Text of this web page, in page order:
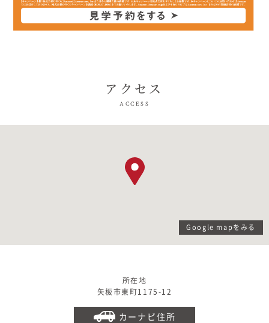
アクセス
ACCESS
Google mapをみる
所在地
矢板市東町1175-12
カーナビ住所